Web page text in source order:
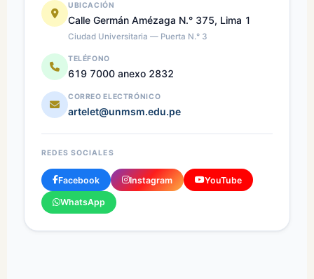
UBICACIÓN
Calle Germán Amézaga N.° 375, Lima 1
Ciudad Universitaria — Puerta N.° 3
TELÉFONO
619 7000 anexo 2832
CORREO ELECTRÓNICO
artelet@unmsm.edu.pe
REDES SOCIALES
Facebook Instagram YouTube
WhatsApp